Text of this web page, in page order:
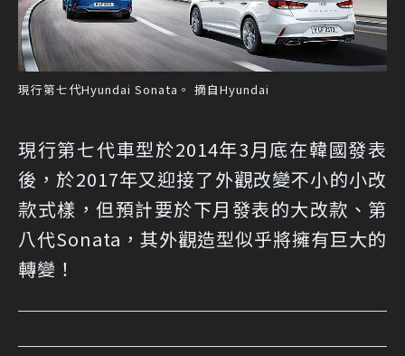
現行第七代Hyundai Sonata。 摘自Hyundai
現行第七代車型於2014年3月底在韓國發表
後，於2017年又迎接了外觀改變不小的小改
款式樣，但預計要於下月發表的大改款、第
八代Sonata，其外觀造型似乎將擁有巨大的
轉變！